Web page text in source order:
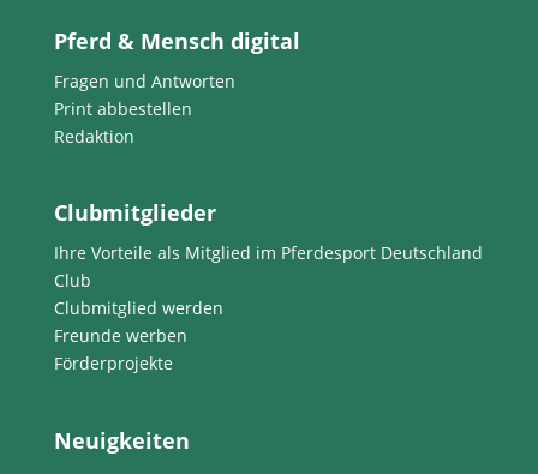
Pferd & Mensch digital
Fragen und Antworten
Print abbestellen
Redaktion
Clubmitglieder
Ihre Vorteile als Mitglied im Pferdesport Deutschland
Club
Clubmitglied werden
Freunde werben
Förderprojekte
Neuigkeiten